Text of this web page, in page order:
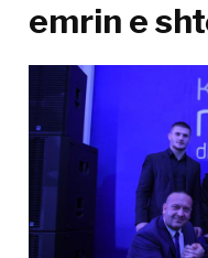
emrin e